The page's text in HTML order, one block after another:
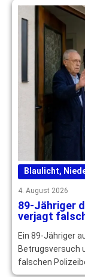
Blaulicht,
4. August 2026
89-Jähriger
verjagt
Ein 89-Jähriger
Betrugsversuch
falschen